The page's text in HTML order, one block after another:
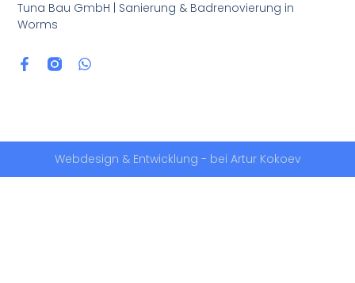
Tuna Bau GmbH | Sanierung & Badrenovierung in
Worms
Webdesign & Entwicklung - bei Artur Kokoev